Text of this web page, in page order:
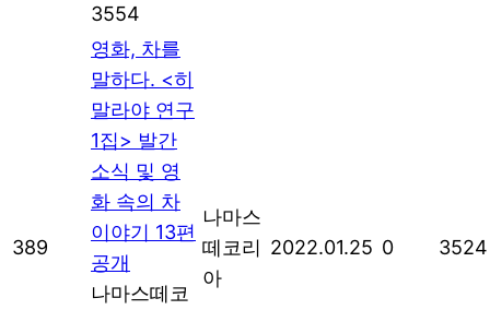
3554
389
영화, 차를
말하다. <히
말라야 연구
1집> 발간
소식 및 영
화 속의 차
이야기 13편
공개
나마스떼코
나마스
떼코리
아
2022.01.25 0 3524